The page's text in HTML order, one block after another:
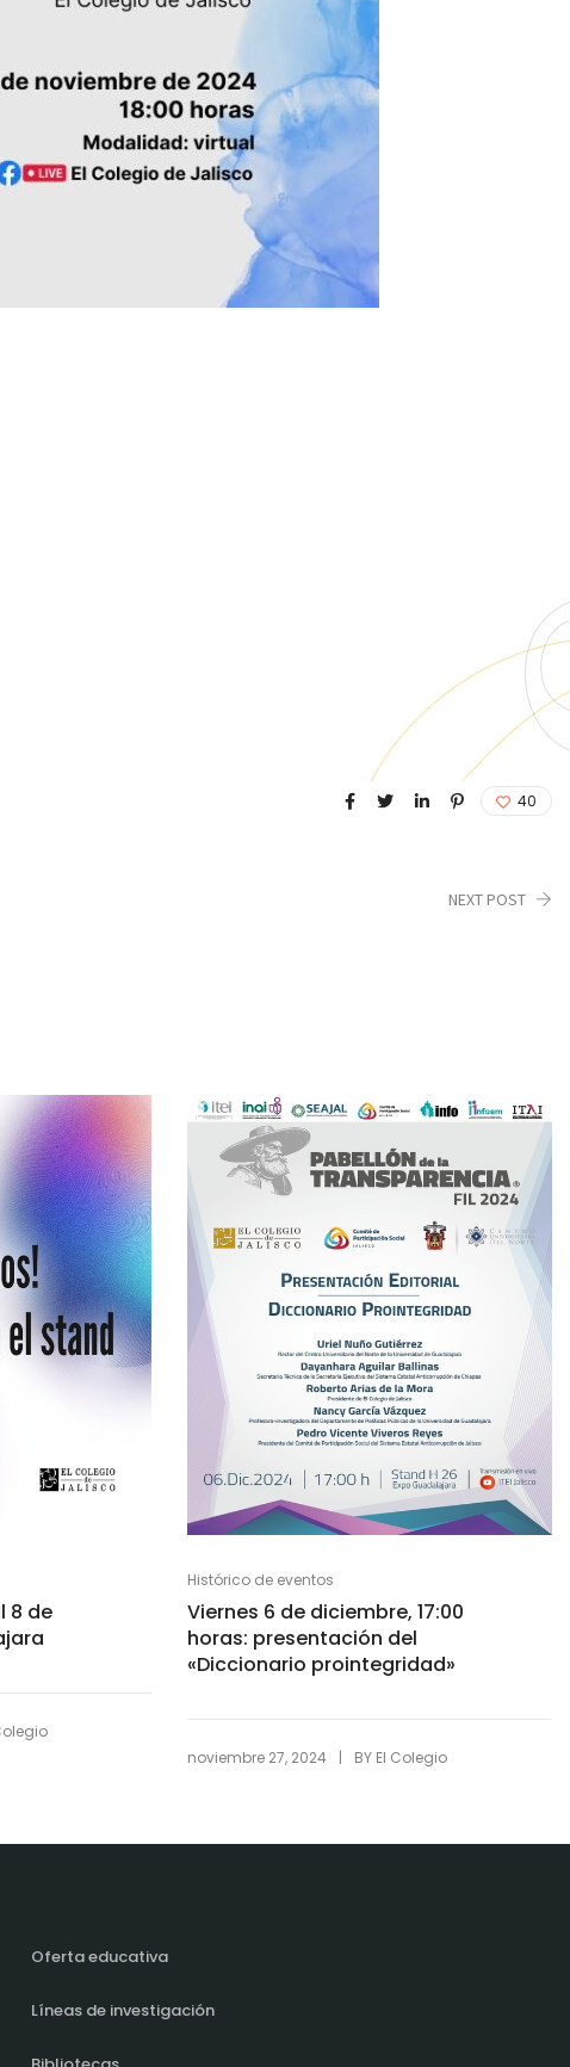
40
NEXT POST
8 de
Histórico de eventos
Viernes 6 de diciembre, 17:00
horas: presentación del
«Diccionario prointegridad»
noviembre 27, 2024 | BY El Colegio
Oferta educativa
Líneas de investigación